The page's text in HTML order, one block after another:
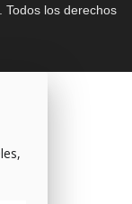
Todos los derechos